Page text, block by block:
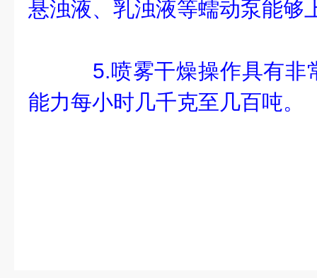
悬浊液、乳浊液等蠕动泵能够
5.喷雾干燥操作具有非
能力每小时几千克至几百吨。